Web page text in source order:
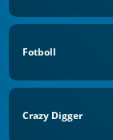
Fotboll
Crazy Digger